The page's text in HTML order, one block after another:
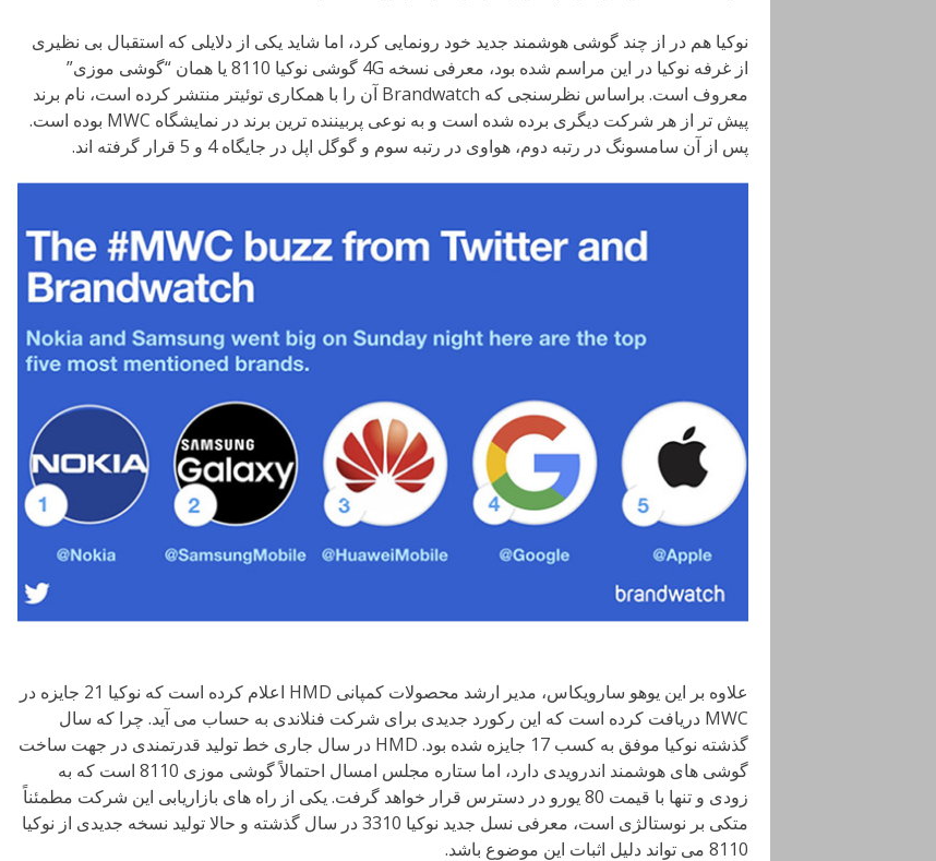
نوکیا هم در از چند گوشی هوشمند جدید خود رونمایی کرد، اما شاید یکی از دلایلی که استقبال بی نظیری
از غرفه نوکیا در این مراسم شده بود، معرفی نسخه 4G گوشی نوکیا 8110 یا همان “گوشی موزی”
معروف است. براساس نظرسنجی که Brandwatch آن را با همکاری توئیتر منتشر کرده است، نام برند
پیش تر از هر شرکت دیگری برده شده است و به نوعی پربیننده ترین برند در نمایشگاه MWC بوده است.
پس از آن سامسونگ در رتبه دوم، هواوی در رتبه سوم و گوگل اپل در جایگاه 4 و 5 قرار گرفته اند.
علاوه بر این یوهو سارویکاس، مدیر ارشد محصولات کمپانی HMD اعلام کرده است که نوکیا 21 جایزه در
MWC دریافت کرده است که این رکورد جدیدی برای شرکت فنلاندی به حساب می آید. چرا که سال
گذشته نوکیا موفق به کسب 17 جایزه شده بود. HMD در سال جاری خط تولید قدرتمندی در جهت ساخت
گوشی های هوشمند اندرویدی دارد، اما ستاره مجلس امسال احتمالاً گوشی موزی 8110 است که به
زودی و تنها با قیمت 80 یورو در دسترس قرار خواهد گرفت. یکی از راه های بازاریابی این شرکت مطمئناً
متکی بر نوستالژی است، معرفی نسل جدید نوکیا 3310 در سال گذشته و حالا تولید نسخه جدیدی از نوکیا
8110 می تواند دلیل اثبات این موضوع باشد.